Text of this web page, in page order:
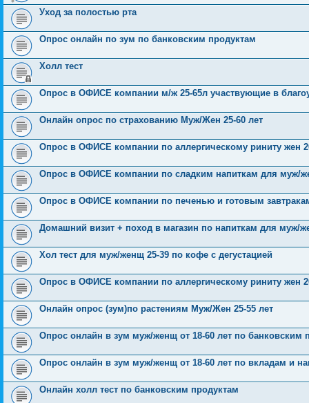
Уход за полостью рта
Опрос онлайн по зум по банковским продуктам
Холл тест
Опрос в ОФИСЕ компании м/ж 25-65л участвующие в
Онлайн опрос по страхованию Муж/Жен 25-60 лет
Опрос в ОФИСЕ компании по аллергическому риниту жен
Опрос в ОФИСЕ компании по сладким напиткам для муж/
Опрос в ОФИСЕ компании по печенью и готовым
Домашний визит + поход в магазин по напиткам для муж/
Хол тест для муж/женщ 25-39 по кофе с дегустацией
Опрос в ОФИСЕ компании по аллергическому риниту жен
Онлайн опрос (зум)по растениям Муж/Жен 25-55 лет
Опрос онлайн в зум муж/женщ от 18-60 лет по банковским
Опрос онлайн в зум муж/женщ от 18-60 лет по вкладам и
Онлайн холл тест по банковским продуктам